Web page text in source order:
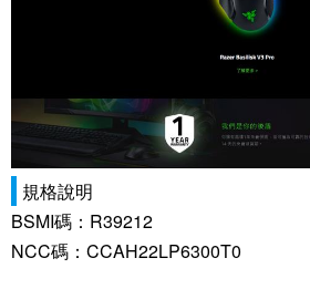
規格說明
BSMI碼：R39212
NCC碼：CCAH22LP6300T0